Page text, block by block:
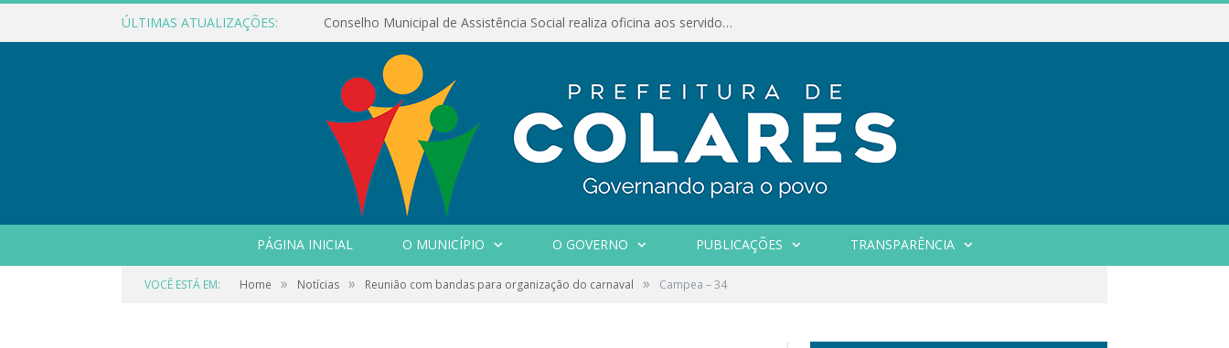
ÚLTIMAS ATUALIZAÇÕES: Conselho Municipal de Assistência Social realiza oficina aos servidores
PÁGINA INICIAL O MUNICÍPIO O GOVERNO PUBLICAÇÕES TRANSPARÊNCIA
VOCÊ ESTÁ EM: Home » Notícias » Reunião com bandas para organização do carnaval » Campea – 34